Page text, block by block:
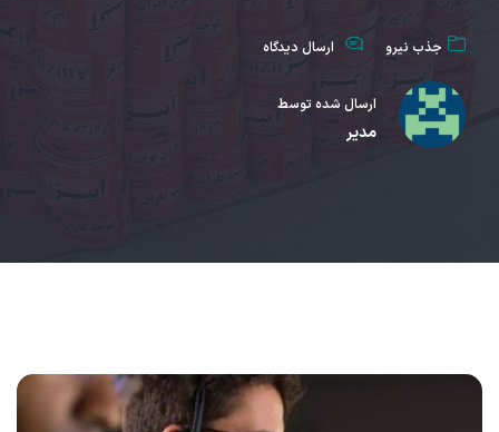
جذب نیرو ارسال دیدگاه
ارسال شده توسط
مدیر